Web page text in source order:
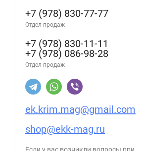
+7 (978) 830-77-77
Отдел продаж
+7 (978) 830-11-11
+7 (978) 086-98-28
Отдел продаж
ek.krim.mag@gmail.com
shop@ekk-mag.ru